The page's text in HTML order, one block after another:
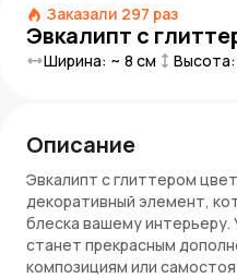
Заказали 297 раз
Эвкалипт с
Ширина: ~ 8 см
Описание
Эвкалипт с глиттером
декоративный элемент,
блеска вашему
станет прекрасным
композициям или